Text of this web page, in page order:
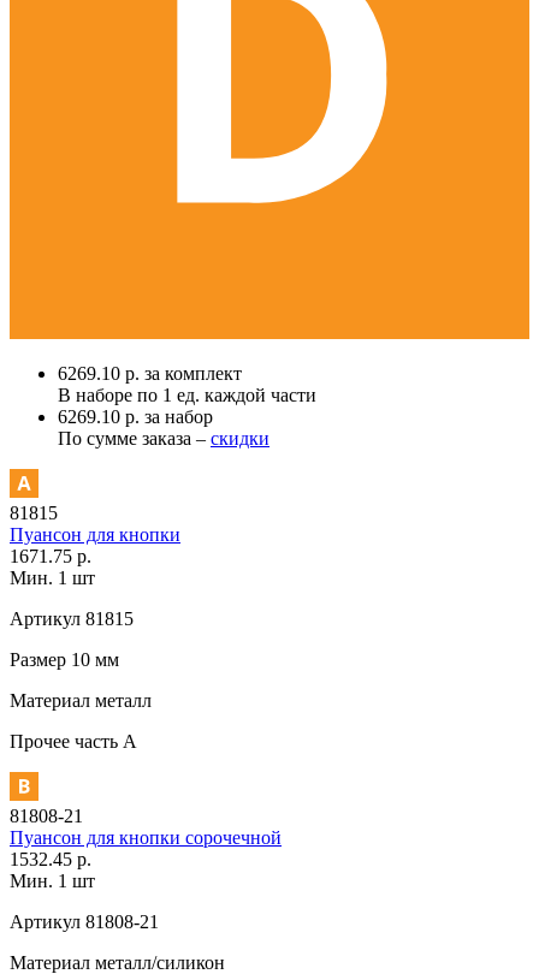
6269.10 р. за комплект
В наборе по 1 ед. каждой части
6269.10 р. за набор
По сумме заказа – скидки
81815
Пуансон для кнопки
1671.75 р.
Мин. 1 шт
Артикул 81815
Размер 10 мм
Материал металл
Прочее часть A
81808-21
Пуансон для кнопки сорочечной
1532.45 р.
Мин. 1 шт
Артикул 81808-21
Материал металл/силикон